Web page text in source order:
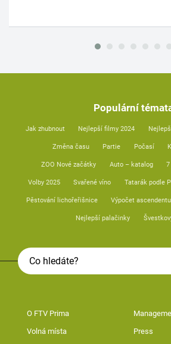
Populární
Jak zhubnout Nejlepší filmy 2024
Změna času Partie Počasí
ZOO Nové začátky Auto – katalog 7
Volby 2025 Svařené víno Tatarák podle
Pěstování lichořeřišnice Výpočet ascendentu
Nejlepší palačinky
O FTV Prima
Volná místa Press